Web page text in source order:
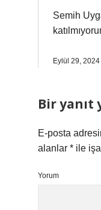
Semih
Eylül 29, 2024
Bir yanıt
E-posta
alanlar * ile
Yorum